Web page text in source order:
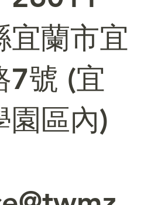
宜蘭市宜
7號 (宜
園區內)